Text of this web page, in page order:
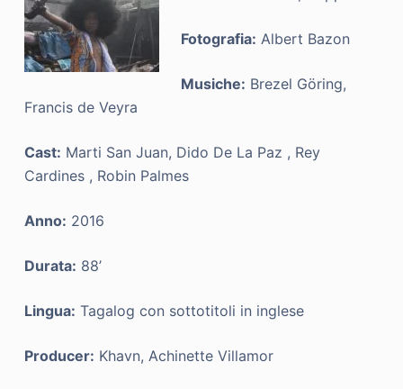
Fotografia: Albert Bazon
Musiche: Brezel Göring,
Francis de Veyra
Cast: Marti San Juan, Dido De La Paz , Rey
Cardines , Robin Palmes
Anno: 2016
Durata: 88’
Lingua: Tagalog con sottotitoli in inglese
Producer: Khavn, Achinette Villamor